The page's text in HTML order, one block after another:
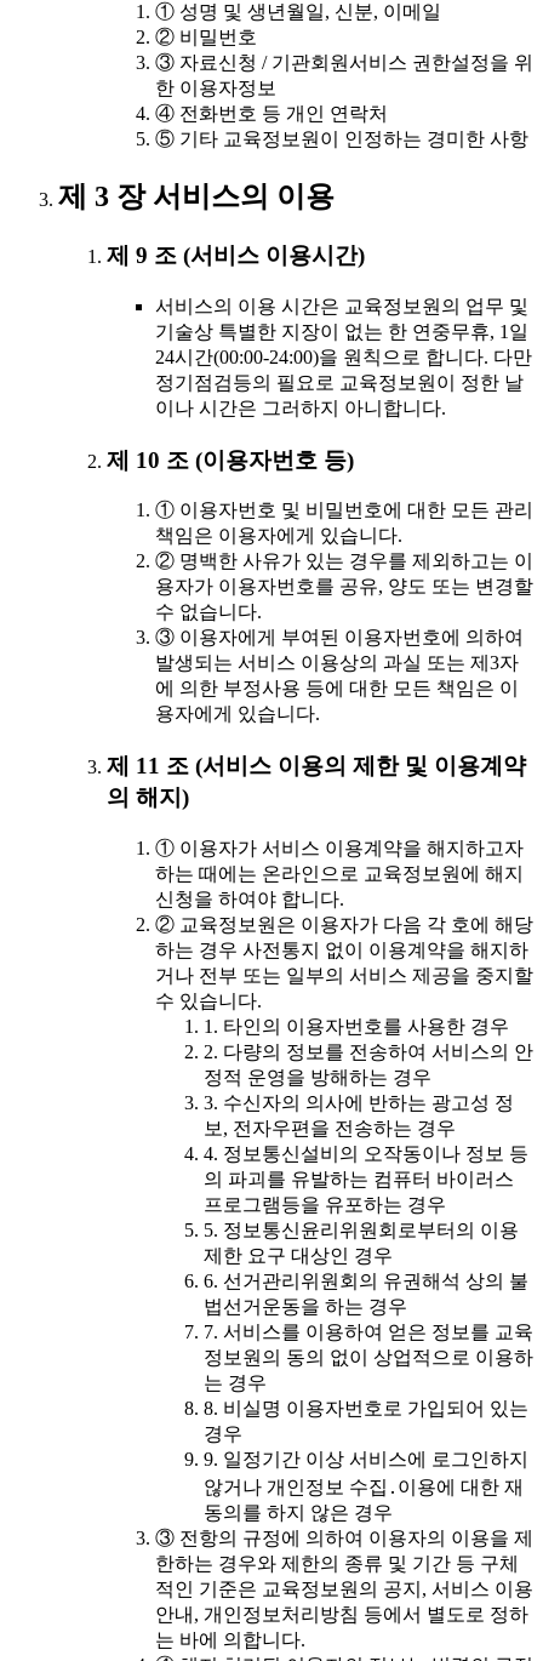
① 성명 및 생년월일, 신분, 이메일
② 비밀번호
③ 자료신청 / 기관회원서비스 권한설정을 위
한 이용자정보
④ 전화번호 등 개인 연락처
⑤ 기타 교육정보원이 인정하는 경미한 사항
제 3 장 서비스의 이용
제 9 조 (서비스 이용시간)
서비스의 이용 시간은 교육정보원의 업무 및
기술상 특별한 지장이 없는 한 연중무휴, 1일
24시간(00:00-24:00)을 원칙으로 합니다. 다만
정기점검등의 필요로 교육정보원이 정한 날
이나 시간은 그러하지 아니합니다.
제 10 조 (이용자번호 등)
① 이용자번호 및 비밀번호에 대한 모든 관리
책임은 이용자에게 있습니다.
② 명백한 사유가 있는 경우를 제외하고는 이
용자가 이용자번호를 공유, 양도 또는 변경할
수 없습니다.
③ 이용자에게 부여된 이용자번호에 의하여
발생되는 서비스 이용상의 과실 또는 제3자
에 의한 부정사용 등에 대한 모든 책임은 이
용자에게 있습니다.
제 11 조 (서비스 이용의 제한 및 이용계약
의 해지)
① 이용자가 서비스 이용계약을 해지하고자
하는 때에는 온라인으로 교육정보원에 해지
신청을 하여야 합니다.
② 교육정보원은 이용자가 다음 각 호에 해당
하는 경우 사전통지 없이 이용계약을 해지하
거나 전부 또는 일부의 서비스 제공을 중지할
수 있습니다.
1. 타인의 이용자번호를 사용한 경우
2. 다량의 정보를 전송하여 서비스의 안
정적 운영을 방해하는 경우
3. 수신자의 의사에 반하는 광고성 정
보, 전자우편을 전송하는 경우
4. 정보통신설비의 오작동이나 정보 등
의 파괴를 유발하는 컴퓨터 바이러스
프로그램등을 유포하는 경우
5. 정보통신윤리위원회로부터의 이용
제한 요구 대상인 경우
6. 선거관리위원회의 유권해석 상의 불
법선거운동을 하는 경우
7. 서비스를 이용하여 얻은 정보를 교육
정보원의 동의 없이 상업적으로 이용하
는 경우
8. 비실명 이용자번호로 가입되어 있는
경우
9. 일정기간 이상 서비스에 로그인하지
않거나 개인정보 수집․이용에 대한 재
동의를 하지 않은 경우
③ 전항의 규정에 의하여 이용자의 이용을 제
한하는 경우와 제한의 종류 및 기간 등 구체
적인 기준은 교육정보원의 공지, 서비스 이용
안내, 개인정보처리방침 등에서 별도로 정하
는 바에 의합니다.